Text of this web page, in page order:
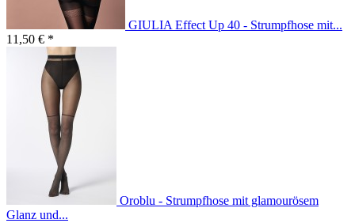
GIULIA Effect Up 40 - Strumpfhose mit...
11,50 € *
Oroblu - Strumpfhose mit glamourösem
Glanz und...